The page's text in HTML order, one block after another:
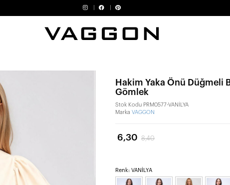
Hakim Yaka Önü Düğmeli
Gömlek
Stok Kodu PRM0577-VANİLYA
Marka VAGGON
6,30 8,40
Renk: VANİLYA